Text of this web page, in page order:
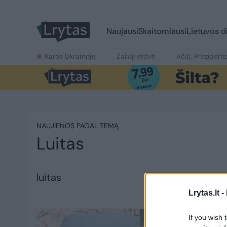
Lrytas.lt -
If you wish
NaujausiSkaitomiausiLietuvos
Karas Ukrainoje Žalioji erdvė Ačiū,
NAUJIENOS PAGAL TEMĄ
Luitas
luitas